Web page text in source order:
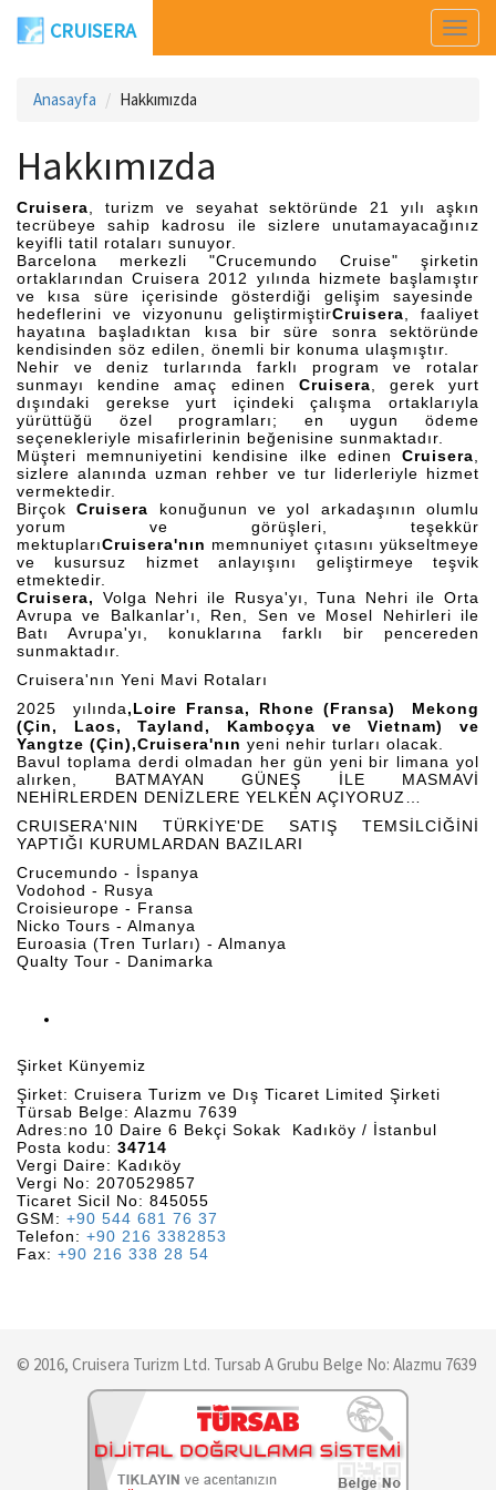
Aç
CRUISERA
Anasayfa Hakkımızda
Hakkımızda
Cruisera , turizm ve seyahat sektöründe 21 yılı aşkın
tecrübeye sahip kadrosu ile sizlere unutamayacağınız
keyifli tatil rotaları sunuyor.
Barcelona merkezli "Crucemundo Cruise" şirketin
ortaklarından Cruisera 2012 yılında hizmete başlamıştır
ve kısa süre içerisinde gösterdiği gelişim sayesinde
hedeflerini ve vizyonunu geliştirmiştirCruisera , faaliyet
hayatına başladıktan kısa bir süre sonra sektöründe
kendisinden söz edilen, önemli bir konuma ulaşmıştır.
Nehir ve deniz turlarında farklı program ve rotalar
sunmayı kendine amaç edinen Cruisera , gerek yurt
dışındaki gerekse yurt içindeki çalışma ortaklarıyla
yürüttüğü özel programları; en uygun ödeme
seçenekleriyle misafirlerinin beğenisine sunmaktadır.
Müşteri memnuniyetini kendisine ilke edinen Cruisera
sizlere alanında uzman rehber ve tur liderleriyle hizmet
vermektedir.
BirçokCruisera konuğunun ve yol arkadaşının olumlu
yorum ve görüşleri, teşekkür
mektuplarıCruisera'nın memnuniyet çıtasını yükseltmeye
ve kusursuz hizmet anlayışını geliştirmeye teşvik
etmektedir.
Cruisera,
Volga Nehri ile Rusya'yı, Tuna Nehri ile Orta
Avrupa ve Balkanlar'ı, Ren, Sen ve Mosel Nehirleri ile
Batı Avrupa'yı, konuklarına farklı bir pencereden
sunmaktadır.
Cruisera'nın Yeni Mavi Rotaları
2025 yılında,Loire Fransa, Rhone (Fransa) Mekong
(Çin, Laos, Tayland, Kamboçya ve Vietnam) ve
Yangtze (Çin),Cruisera'nın yeni nehir turları olacak.
Bavul toplama derdi olmadan her gün yeni bir limana yol
alırken, BATMAYAN GÜNEŞ İLE MASMAVİ
NEHİRLERDEN DENİZLERE YELKEN AÇIYORUZ…
CRUISERA'NIN TÜRKİYE'DE SATIŞ TEMSİLCİĞİNİ
YAPTIĞI KURUMLARDAN BAZILARI
Crucemundo - İspanya
Vodohod - Rusya
Croisieurope - Fransa
Nicko Tours - Almanya
Euroasia (Tren Turları) - Almanya
Qualty Tour - Danimarka
Şirket Künyemiz
Şirket: Cruisera Turizm ve Dış Ticaret Limited Şirketi
Türsab Belge: Alazmu 7639
Adres:no 10 Daire 6 Bekçi Sokak Kadıköy / İstanbul
Posta kodu: 34714
Vergi Daire: Kadıköy
Vergi No: 2070529857
Ticaret Sicil No: 845055
GSM: +90 544 681 76 37
Telefon: +90 216 3382853
Fax: +90 216 338 28 54
© 2016, Cruisera Turizm Ltd. Tursab A Grubu Belge No: Alazmu 7639